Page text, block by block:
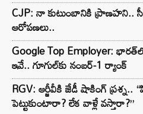
CJP: నా కుటుంబానికి
ఆరోపణలు..
Google Top Employer:
ఇవే.. గూగుల్‌కు నంబర్-1 ర్యాంక్
RGV: ఆర్జీవీకి జేడీ షాకింగ్ ప్రశ్న..
పెట్టుకుంటారా? లేక వాళ్లే వస్తారా?”